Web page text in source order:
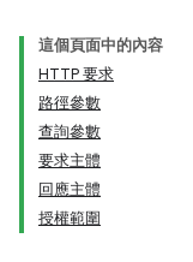
這個頁面中的內容
HTTP 要求
路徑參數
查詢參數
要求主體
回應主體
授權範圍